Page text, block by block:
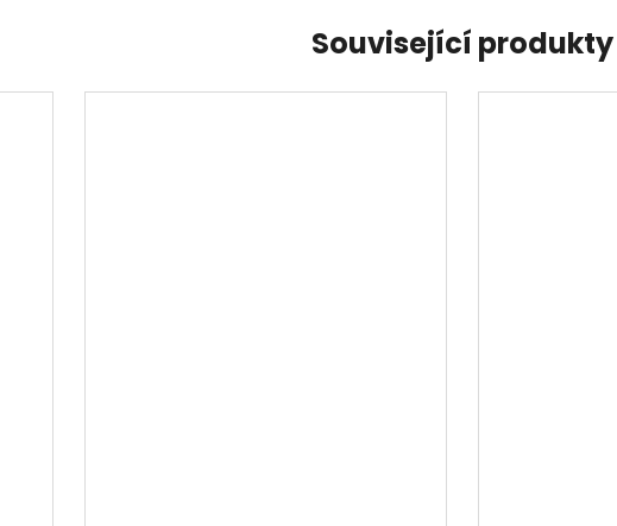
Související produkty